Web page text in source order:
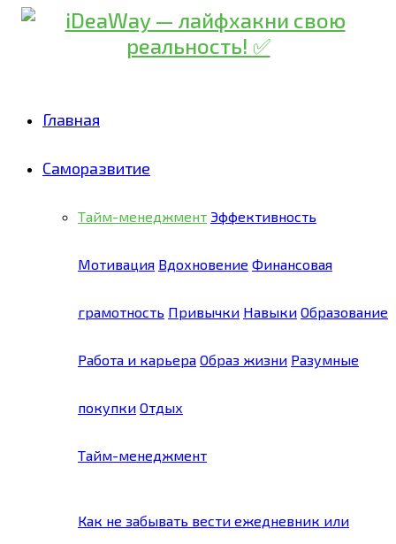
Главная
Саморазвитие
Тайм-менеджмент Эффективность
Мотивация Вдохновение Финансовая
грамотность Привычки Навыки Образование
Работа и карьера Образ жизни Разумные
покупки Отдых
Тайм-менеджмент
Как не забывать вести ежедневник или